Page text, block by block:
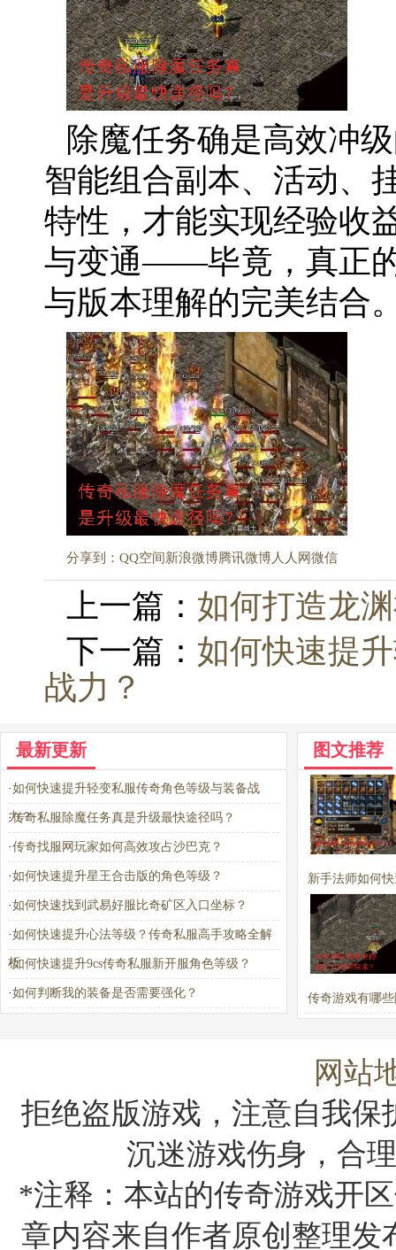
除魔任务确是高效冲
智能组合副本、活动、
特性，才能实现经验收
与变通——毕竟，真正
与版本理解的完美结合
分享到： QQ空间新浪微博腾讯微博人人网微信
上一篇： 如何打造龙
下一篇： 如何快速提
战力？
最新更新
·如何快速提升轻变私服传奇角色等级与装备战
力？
·传奇私服除魔任务真是升级最快途径吗？
·传奇找服网玩家如何高效攻占沙巴克？
·如何快速提升星王合击版的角色等级？
·如何快速找到武易好服比奇矿区入口坐标？
·如何快速提升心法等级？传奇私服高手攻略全解
析
·如何快速提升9cs传奇私服新开服角色等级？
·如何判断我的装备是否需要强化？
图文推荐
新手法师如何
实力？
传奇游戏有哪
网站
拒绝盗版游戏，注意自我
沉迷游戏伤身，合
*注释：本站的传奇游戏开
章内容来自作者原创整理